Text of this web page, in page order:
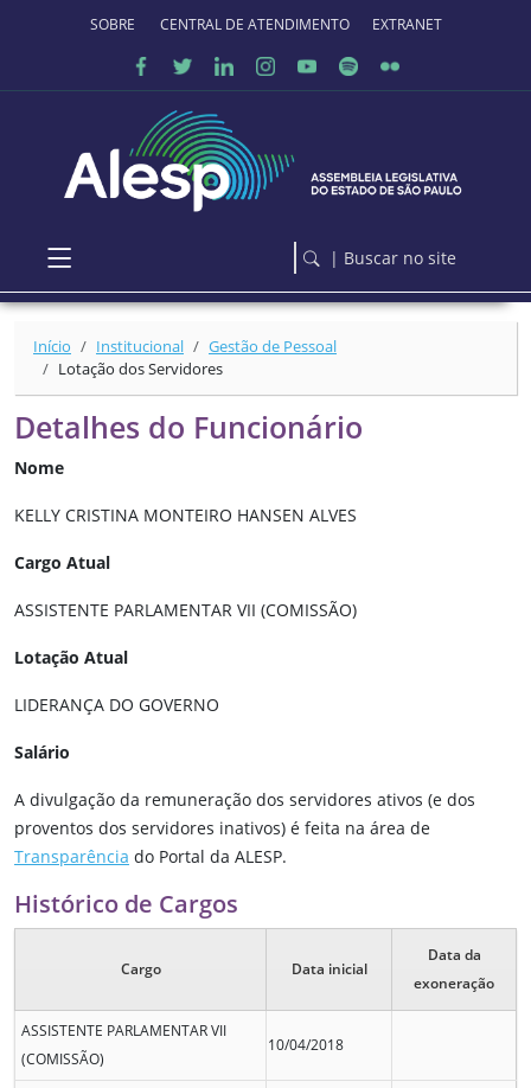
Ir para o conteúdo principal
SOBRE O PORTALCENTRAL DE ATENDIMENTO EXTRANET
| Buscar no site
Início Institucional
Gestão de Pessoal
Lotação dos Servidores
Detalhes do Funcionário
Nome
KELLY CRISTINA MONTEIRO HANSEN ALVES
Cargo Atual
ASSISTENTE PARLAMENTAR VII (COMISSÃO)
Lotação Atual
LIDERANÇA DO GOVERNO
Salário
A divulgação da remuneração dos servidores ativos (e dos
proventos dos servidores inativos) é feita na área de
Transparência do Portal da ALESP.
Histórico de Cargos
Cargo Data inicial
Data da
exoneração
ASSISTENTE PARLAMENTAR VII
(COMISSÃO)
10/04/2018